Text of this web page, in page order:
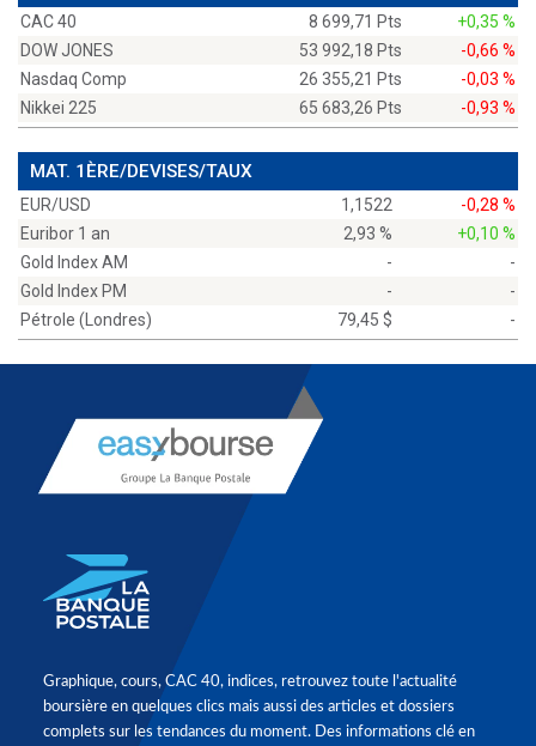
CAC 40 8 699,71 Pts
+0,35 %
DOW JONES
53 992,18 Pts
-0,66 %
Nasdaq Comp
26 355,21 Pts
-0,03 %
Nikkei 225
65 683,26 Pts -0,93 %
MAT. 1ÈRE/DEVISES/TAUX
EUR/USD 1,1522
-0,28 %
Euribor 1 an
2,93 %
+0,10 %
Gold Index AM
-
-
Gold Index PM
-
-
Pétrole (Londres)
79,45 $ -
Graphique, cours, CAC 40, indices, retrouvez toute l'actualité
boursière en quelques clics mais aussi des articles et dossiers
complets sur les tendances du moment. Des informations clé en